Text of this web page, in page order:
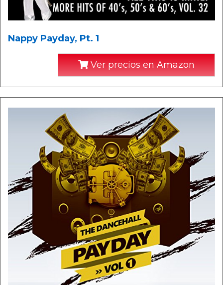
Nappy Payday, Pt. 1
Ver precios en Amazon